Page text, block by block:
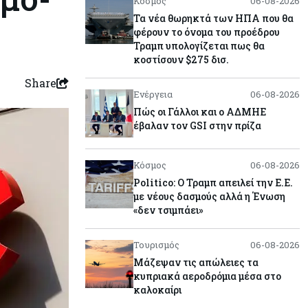
Share
Τα νέα θωρηκτά των ΗΠΑ που θα
φέρουν το όνομα του προέδρου
Τραμπ υπολογίζεται πως θα
κοστίσουν $275 δισ.
Ενέργεια 06-08-2026
Πώς οι Γάλλοι και ο ΑΔΜΗΕ
έβαλαν τον GSI στην πρίζα
Κόσμος 06-08-2026
Politico: Ο Τραμπ απειλεί την Ε.Ε.
με νέους δασμούς αλλά η Ένωση
«δεν τσιμπάει»
Τουρισμός 06-08-2026
Μάζεψαν τις απώλειες τα
κυπριακά αεροδρόμια μέσα στο
καλοκαίρι